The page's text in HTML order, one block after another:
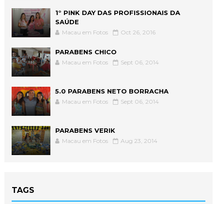
1° PINK DAY DAS PROFISSIONAIS DA
SAÚDE
Macau em Fotos Oct 26, 2016
PARABENS CHICO
Macau em Fotos Sept 06, 2014
5.0 PARABENS NETO BORRACHA
Macau em Fotos Sept 06, 2014
PARABENS VERIK
Macau em Fotos Aug 23, 2014
TAGS